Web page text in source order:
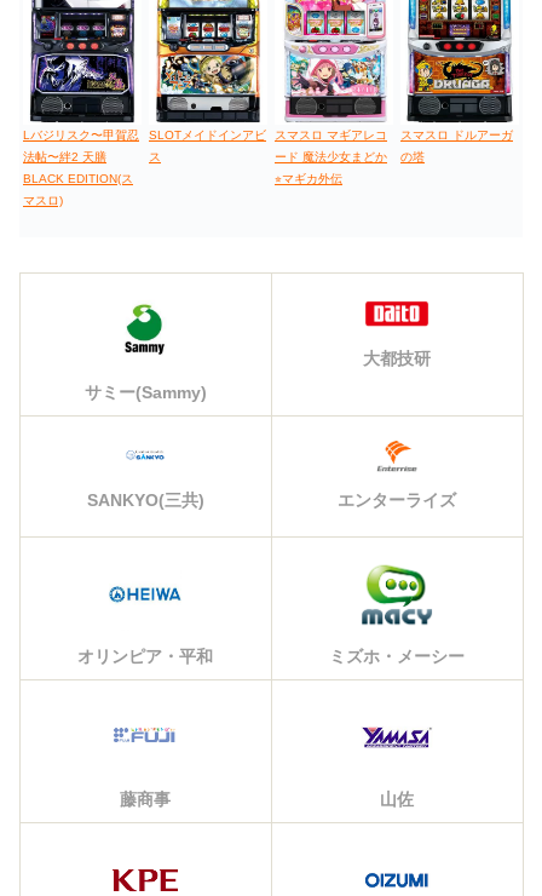
Lバジリスク〜甲賀忍
法帖〜絆2 天膳
BLACK EDITION(ス
マスロ)
SLOTメイドインアビ
ス
スマスロ マギアレコ
ード 魔法少女まどか
⭐︎マギカ外伝
スマスロ ドルアーガ
の塔
サミー(Sammy)
大都技研
SANKYO(三共) エンターライズ
オリンピア・平和 ミズホ・メーシー
藤商事 山佐